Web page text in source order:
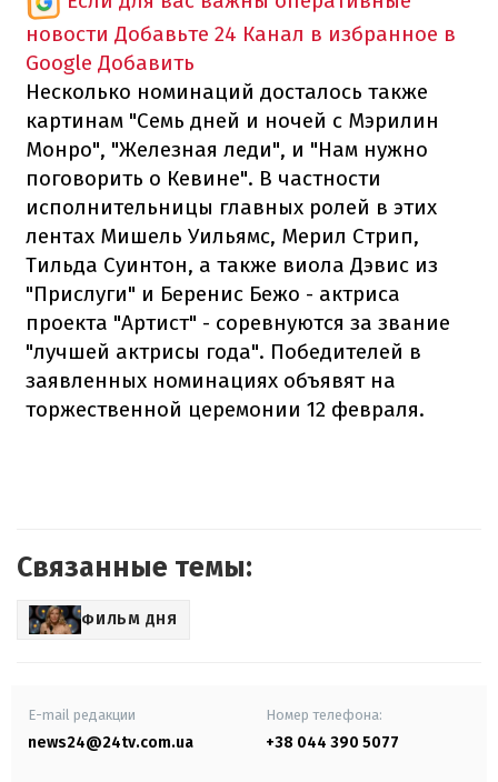
новости Добавьте 24 Канал в избранное в
Google Добавить
Несколько номинаций досталось также
картинам "Семь дней и ночей с Мэрилин
Монро", "Железная леди", и "Нам нужно
поговорить о Кевине". В частности
исполнительницы главных ролей в этих
лентах Мишель Уильямс, Мерил Стрип,
Тильда Суинтон, а также виола Дэвис из
"Прислуги" и Беренис Бежо - актриса
проекта "Артист" - соревнуются за звание
"лучшей актрисы года". Победителей в
заявленных номинациях объявят на
торжественной церемонии 12 февраля.
Связанные темы:
ФИЛЬМ ДНЯ
E-mail редакции
news24@24tv.com.ua
Номер телефона:
+38 044 390 5077